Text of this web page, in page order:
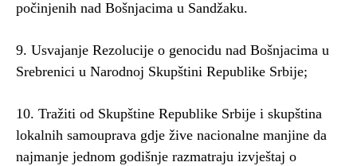
počinjenih nad Bošnjacima u Sandžaku.
9. Usvajanje Rezolucije o genocidu nad Bošnjacima u
Srebrenici u Narodnoj Skupštini Republike Srbije;
10. Tražiti od Skupštine Republike Srbije i skupština
lokalnih samouprava gdje žive nacionalne manjine da
najmanje jednom godišnje razmatraju izvještaj o